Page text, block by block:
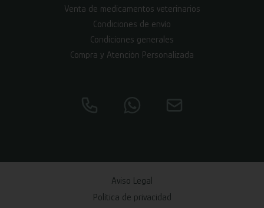
Venta de medicamentos veterinarios
Condiciones de envío
Condiciones generales
Compra y Atención Personalizada
Aviso Legal
Política de privacidad